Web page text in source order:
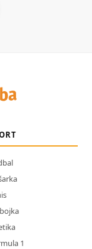
1